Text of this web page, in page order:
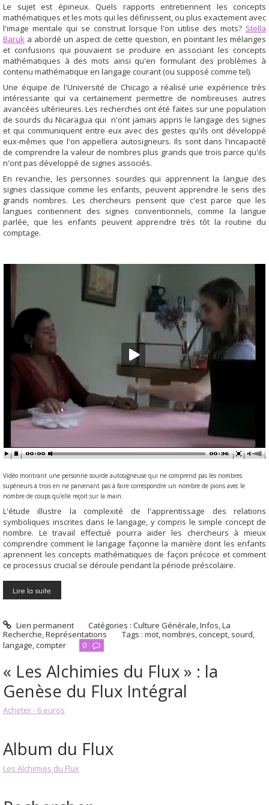
Le sujet est épineux. Quels rapports entretiennent les concepts
mathématiques et les mots qui les définissent, ou plus exactement avec
l'image mentale qui se construit lorsque l'on utilise des mots? Stella
Baruk a abordé un aspect de cette question, en pointant les mélanges
et confusions qui pouvaient se produire en associant les concepts
mathématiques à des mots ainsi qu'en formulant des problèmes à
contenu mathématique en langage courant (ou supposé comme tel).
Une équipe de l'Université de Chicago a réalisé une expérience très
intéressante qui va certainement permettre de nombreuses autres
avancées ultérieures. Les recherches ont été faites sur une population
de sourds du Nicaragua qui n'ont jamais appris le langage des signes
et qui communiquent entre eux avec des gestes qu'ils ont développé
eux-mêmes que l'on appellera autosigneurs. Ils sont dans l'incapacité
de comprendre la valeur de nombres plus grands que trois parce qu'ils
n'ont pas développé de signes associés.
En revanche, les personnes sourdes qui apprennent la langue des
signes classique comme les enfants, peuvent apprendre le sens des
grands nombres. Les chercheurs pensent que c'est parce que les
langues contiennent des signes conventionnels, comme la langue
parlée, que les enfants peuvent apprendre très tôt la routine du
comptage.
Vidéo montrant une personne sourde autosigneuse qui ne comprend pas les nombres
supérieurs à trois en ne parvenant pas à faire correspondre un nombre de pions avec le
nombre de coups qu'elle reçoit sur la main.
L'étude illustre la complexité de l'apprentissage des relations
symboliques inscrites dans le langage, y compris le simple concept de
nombre. Le travail effectué pourra aider les chercheurs à mieux
comprendre comment le langage façonne la manière dont les enfants
aprennent les concepts mathématiques de façon précoce et comment
ce processus crucial se déroule pendant la période préscolaire.
Lire la suite
Lien permanent Catégories :Culture Générale,Infos,La
Recherche,Représentations Tags : mot,nombres,concept, sourd,
langage,compter 0
« Les Alchimies du Flux » : la
Genèse du Flux Intégral
Acheter - 6 euros
Album du Flux
Les Alchimies du Flux